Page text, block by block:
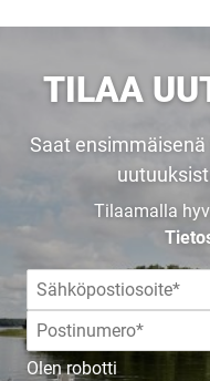
TILAA
Saat
Tilaamalla
Olen robotti